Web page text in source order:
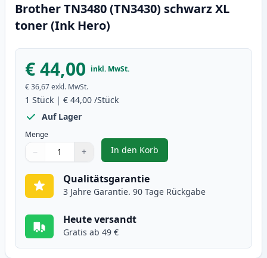
Brother TN3480 (TN3430) schwarz XL
toner (Ink Hero)
€ 44,00 inkl. MwSt.
€ 36,67exkl. MwSt.
1 Stück | € 44,00 /Stück
Auf Lager
Menge
Verwenden Sie die Tasten, um anzupassen
− +
1
In den Korb
, Brother TN3480 (TN3430)
Qualitätsgarantie
3 Jahre Garantie. 90 Tage Rückgabe
Heute versandt
Gratis ab 49 €